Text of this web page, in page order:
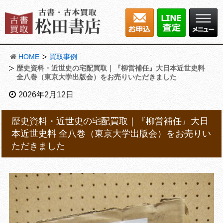
HOME
買取事例
歴史資料・近世史の宅配買取｜『柳営補任』大日本近世史料
全八巻（東京大学出版会）をお売りいただきました
2026年2月12日
歴史資料・近世史の宅配買取｜『柳営補任』大日
本近世史料 全八巻（東京大学出版会）をお売りい
ただきました